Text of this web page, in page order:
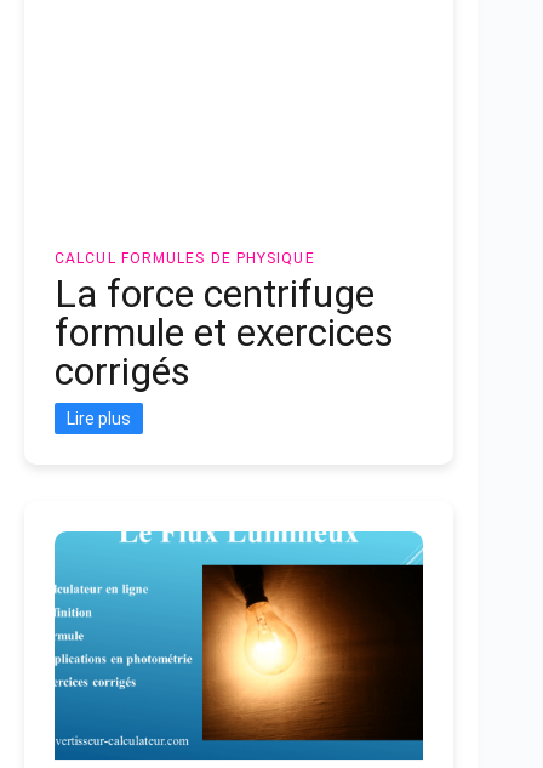
CALCUL FORMULES DE PHYSIQUE
La force centrifuge
formule et exercices
corrigés
Lire plus